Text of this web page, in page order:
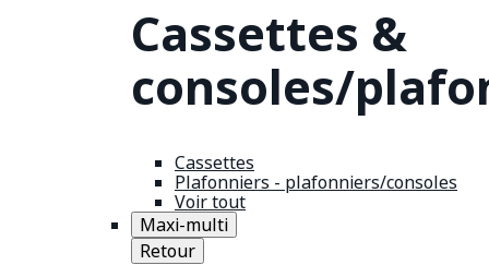
Cassettes &
consoles/
Cassettes
Plafonniers - plafonniers/consoles
Voir tout
Maxi-multi
Retour